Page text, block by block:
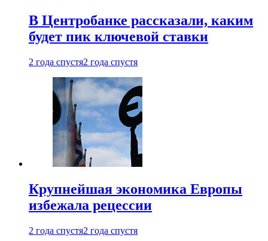
В Центробанке рассказали, каким
будет пик ключевой ставки
2 года спустя2 года спустя
Крупнейшая экономика Европы
избежала рецессии
2 года спустя2 года спустя